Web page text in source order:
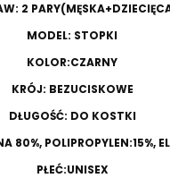
2
MODEL: STOPKI
KOLOR:CZARNY
KRÓJ: BEZUCISKOWE
DŁUGOŚĆ: DO KOSTKI
80%, POLIPROPYLEN:15%,
PŁEĆ:UNISEX